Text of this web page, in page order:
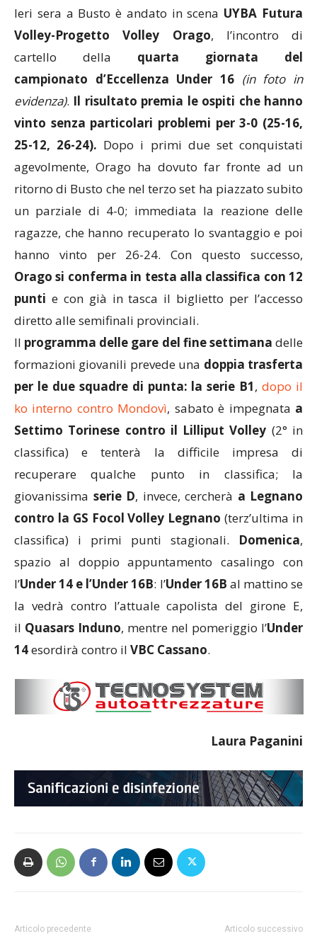
Ieri sera a Busto è andato in scena UYBA Futura
Volley-Progetto Volley Orago, l’incontro di
cartello della quarta giornata del
campionato d’Eccellenza Under 16 (in foto in
evidenza). Il risultato premia le ospiti che hanno
vinto senza particolari problemi per 3-0 (25-16,
25-12, 26-24). Dopo i primi due set conquistati
agevolmente, Orago ha dovuto far fronte ad un
ritorno di Busto che nel terzo set ha piazzato subito
un parziale di 4-0; immediata la reazione delle
ragazze, che hanno recuperato lo svantaggio e poi
hanno vinto per 26-24. Con questo successo,
Orago si conferma in testa alla classifica con 12
punti e con già in tasca il biglietto per l’accesso
diretto alle semifinali provinciali.
Il programma delle gare del fine settimana delle
formazioni giovanili prevede una doppia trasferta
per le due squadre di punta: la serie B1,dopo il
ko interno contro Mondovì, sabato è impegnata a
Settimo Torinese contro il Lilliput Volley (2° in
classifica) e tenterà la difficile impresa di
recuperare qualche punto in classifica; la
giovanissima serie D, invece, cercherà a Legnano
contro la GS Focol Volley Legnano (terz’ultima in
classifica) i primi punti stagionali. Domenica,
spazio al doppio appuntamento casalingo con
l’Under 14 e l’Under 16B: l’Under 16B al mattino se
la vedrà contro l’attuale capolista del girone E,
il Quasars Induno, mentre nel pomeriggio l’Under
14esordirà contro il VBC Cassano.
Laura Paganini
Articolo precedente Articolo successivo